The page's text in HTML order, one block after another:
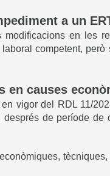
a un
en les
competent,
en causes
vigor del RDL 11/
de període